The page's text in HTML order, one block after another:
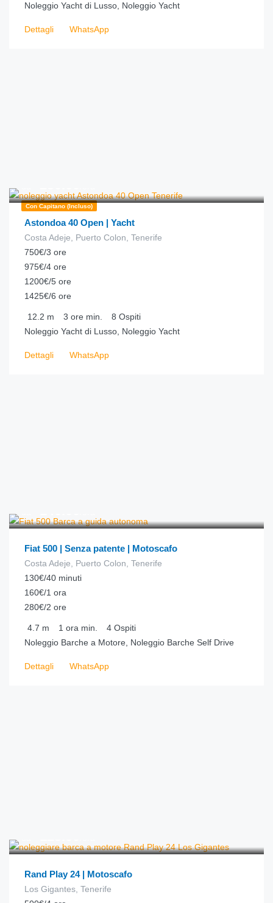
Noleggio Yacht di Lusso, Noleggio Yacht
Dettagli WhatsApp
Con Capitano (incluso)
Astondoa 40 Open | Yacht
Costa Adeje, Puerto Colon, Tenerife
750€/3 ore
975€/4 ore
1200€/5 ore
1425€/6 ore
12.2 m 3 ore min. 8 Ospiti
Noleggio Yacht di Lusso, Noleggio Yacht
Dettagli WhatsApp
Fiat 500 | Senza patente | Motoscafo
Costa Adeje, Puerto Colon, Tenerife
130€/40 minuti
160€/1 ora
280€/2 ore
4.7 m 1 ora min. 4 Ospiti
Noleggio Barche a Motore, Noleggio Barche Self Drive
Dettagli WhatsApp
Rand Play 24 | Motoscafo
Los Gigantes, Tenerife